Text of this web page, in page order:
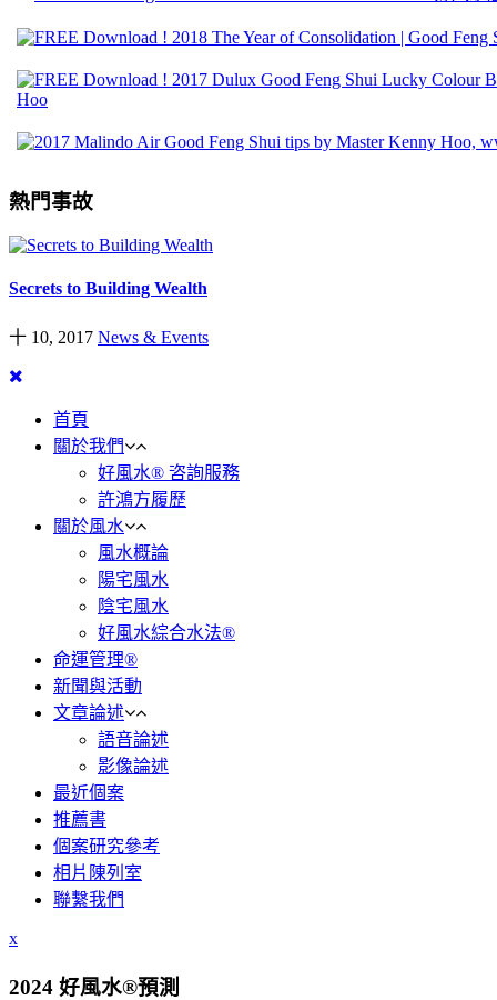
熱門事故
Secrets to Building Wealth
十 10, 2017 News & Events
首頁
關於我們
好風水® 咨詢服務
許鴻方履歷
關於風水
風水概論
陽宅風水
陰宅風水
好風水綜合水法®
命運管理®
新聞與活動
文章論述
語音論述
影像論述
最近個案
推薦書
個案研究參考
相片陳列室
聯繫我們
x
2024 好風水®預測